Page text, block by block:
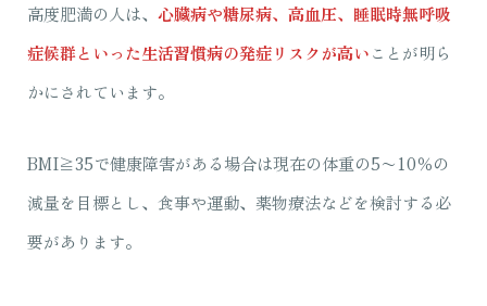
高度肥満の人は、 心臓病や糖尿病、高血圧、睡眠時無呼吸
症候群といった生活習慣病の発症リスクが高いことが明ら
かにされています。
BMI≧35で健康障害がある場合は現在の体重の5〜10％の
減量を目標とし、食事や運動、薬物療法などを検討する必
要があります。